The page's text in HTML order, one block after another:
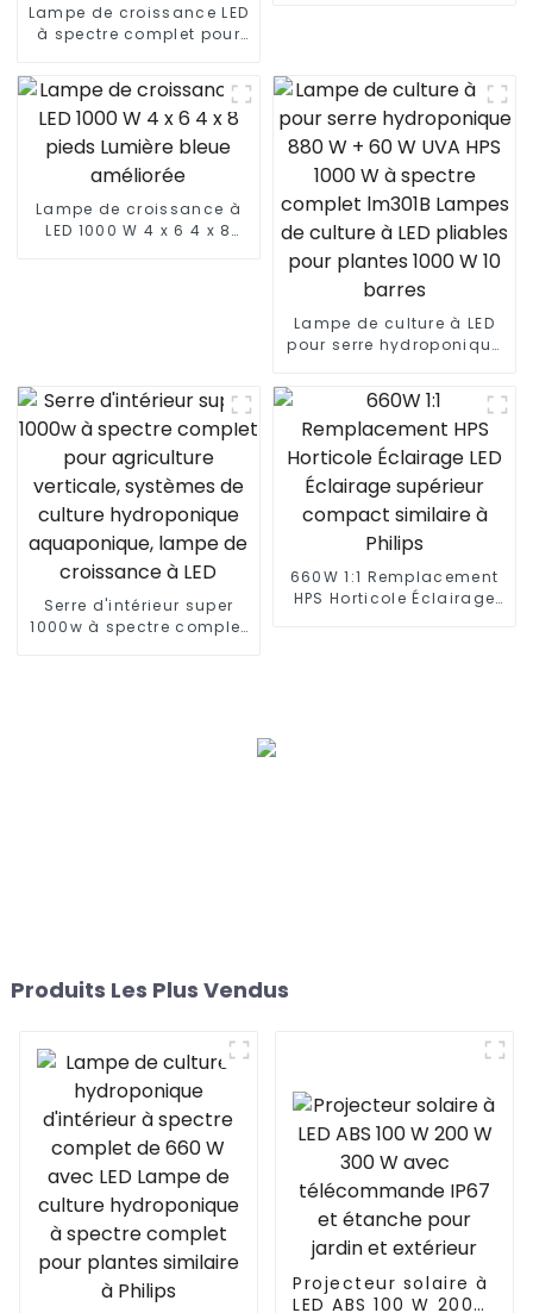
Lampe de croissance LED
à spectre complet pour
lumière rouge pour
légumes
Lampe de croissance à
LED 1000 W 4 x 6 4 x 8
Lampe de culture à LED
pour serre hydroponique
1000 W à spectre complet
lm301B Lampes de
culture à LED pliables
pour plantes 1000 W 10
Serre d'intérieur super
1000w à spectre complet
660W 1:1 Remplacement
HPS Horticole Éclairage
Produits Les Plus Vendus
Projecteur solaire à
LED ABS 100 W 200